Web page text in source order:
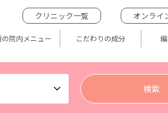
クリニック一覧 オンライ
院内メニュー こだわりの成分